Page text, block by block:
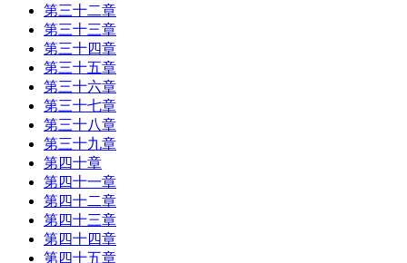
第三十二章
第三十三章
第三十四章
第三十五章
第三十六章
第三十七章
第三十八章
第三十九章
第四十章
第四十一章
第四十二章
第四十三章
第四十四章
第四十五章